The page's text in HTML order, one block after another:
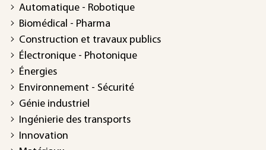
Automatique - Robotique
Biomédical - Pharma
Construction et travaux publics
Électronique - Photonique
Énergies
Environnement - Sécurité
Génie industriel
Ingénierie des transports
Innovation